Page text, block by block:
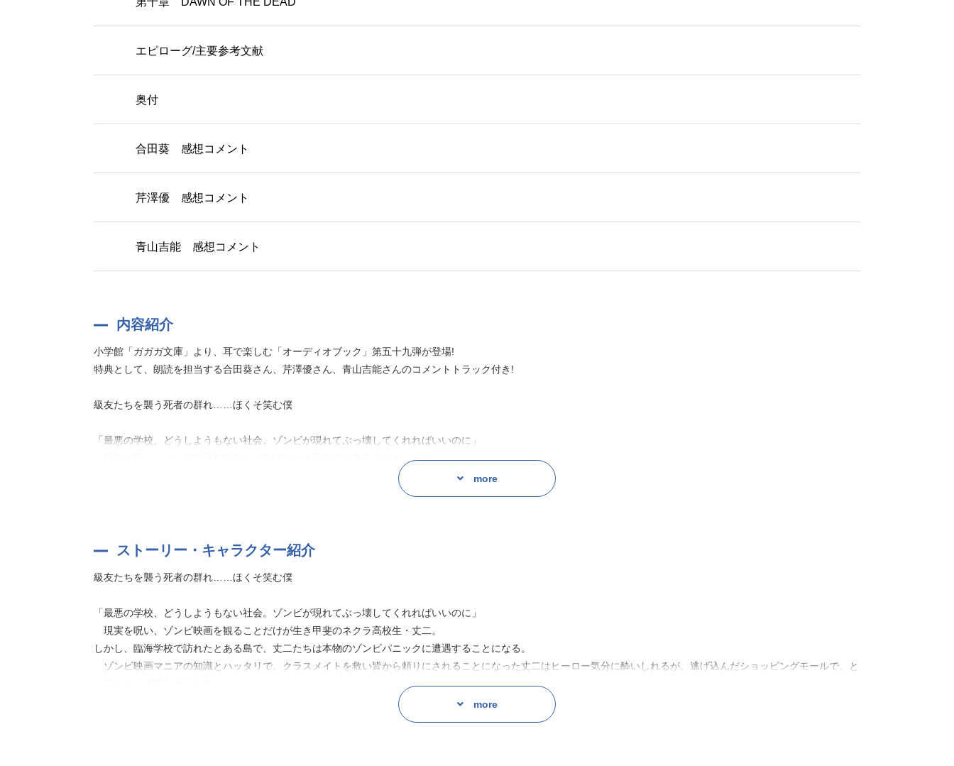
エピローグ/主要参考文献
奥付
合田葵 感想コメント
芹澤優 感想コメント
青山吉能 感想コメント
内容紹介
小学館「ガガガ文庫」より、耳で楽しむ「オーディオブック」第五十九弾が登場!
特典として、朗読を担当する合田葵さん、芹澤優さん、青山吉能さんのコメントトラック付き!
級友たちを襲う死者の群れ……ほくそ笑む僕
「最悪の学校、どうしようもない社会。ゾンビが現れてぶっ壊してくれればいいのに」
現実を呪い、ゾンビ映画を観ることだけが生き甲斐のネクラ高校生・丈二。
しかし、臨海学校で訪れたとある島で、丈二たちは本物のゾンビパニックに遭遇することになる。
ゾンビ映画マニアの知識とハッタリで、クラスメイトを救い皆から頼りにされることになった丈二はヒーロー気分に酔いしれるが、逃げ込んだショッピングモールで、と
抉り出す。
作者:大樹連司
more
ストーリー・キャラクター紹介
級友たちを襲う死者の群れ……ほくそ笑む僕
「最悪の学校、どうしようもない社会。ゾンビが現れてぶっ壊してくれればいいのに」
現実を呪い、ゾンビ映画を観ることだけが生き甲斐のネクラ高校生・丈二。
しかし、臨海学校で訪れたとある島で、丈二たちは本物のゾンビパニックに遭遇することになる。
ゾンビ映画マニアの知識とハッタリで、クラスメイトを救い皆から頼りにされることになった丈二はヒーロー気分に酔いしれるが、逃げ込んだショッピングモールで、と
それは、ゾンビパニックに乗じて生徒たちを奴〇化し君臨した「女王」が支配する、とんでもないコミュニティだった――。
more